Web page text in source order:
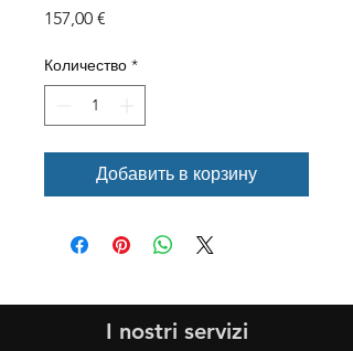
157,00 €
Количество *
Добавить в корзину
I nostri servizi